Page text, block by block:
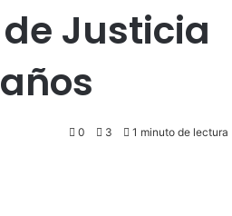
Justicia
0 3 1 minuto de lectura